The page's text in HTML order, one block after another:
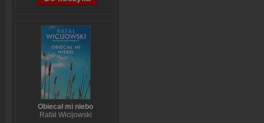
Obiecał mi niebo
Rafał Wicijowski